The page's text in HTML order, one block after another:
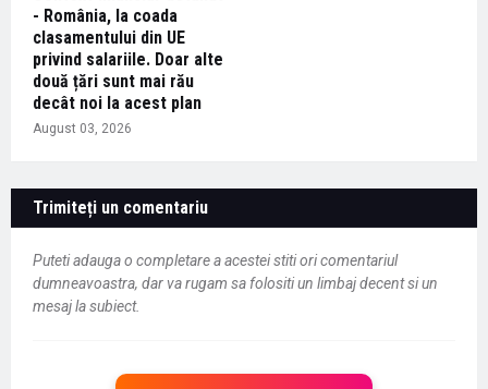
- România, la coada
clasamentului din UE
privind salariile. Doar alte
două țări sunt mai rău
decât noi la acest plan
August 03, 2026
Trimiteți un comentariu
Puteti adauga o completare a acestei stiti ori comentariul
dumneavoastra, dar va rugam sa folositi un limbaj decent si un
mesaj la subiect.